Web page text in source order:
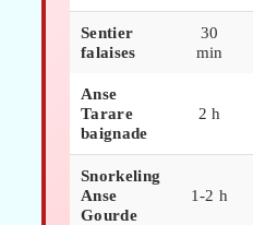
Sentier
falaises
30
min
Anse
Tarare
baignade
2 h
Snorkeling
Anse
Gourde
1-2 h